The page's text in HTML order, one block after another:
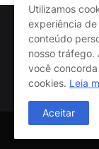
Utilizamos
experiência
conteúdo
nosso tráfego.
você
cookies. Leia
Aceitar